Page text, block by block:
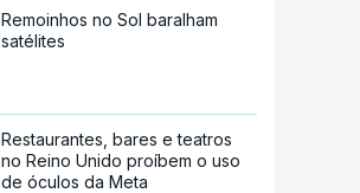
Remoinhos no Sol baralham
satélites
Restaurantes, bares e teatros
no Reino Unido proíbem o uso
de óculos da Meta